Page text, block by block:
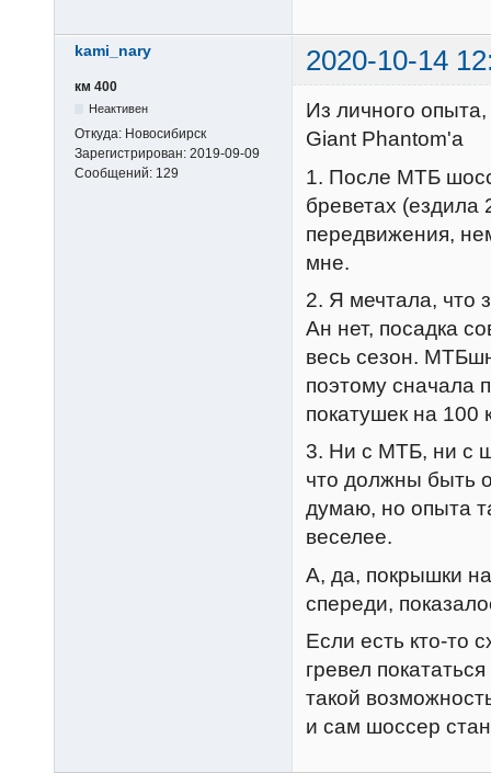
kami_nary 2020-10-14
км 400
Неактивен
Откуда: Новосибирск
Зарегистрирован: 2019-09-09
Сообщений: 129
Из личного
Giant Phantom'a
1. После МТБ
бреветах (ездила
передвижения,
мне.
2. Я мечтала, что
Ан нет, посадка
весь сезон.
поэтому сначала
покатушек на 100
3. Ни с МТБ, ни с
что должны быть
думаю, но опыта
веселее.
А, да, покрышки
спереди,
Если есть кто-то
гревел
такой
и сам шоссер